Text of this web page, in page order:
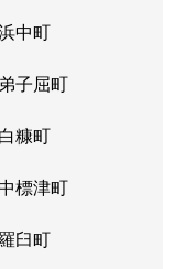
中町
子屈町
糠町
標津町
臼町